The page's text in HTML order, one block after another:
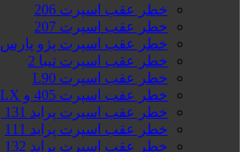
خطر عقب اسپرت 206
خطر عقب اسپرت 207
خطر عقب اسپرت پژو پارس
خطر عقب اسپرت تیبا 2
خطر عقب اسپرت L90
خطر عقب اسپرت 405 و SLX
خطر عقب اسپرت پراید 131 و GTX
خطر عقب اسپرت پراید 111
خطر عقب اسپرت پراید 132